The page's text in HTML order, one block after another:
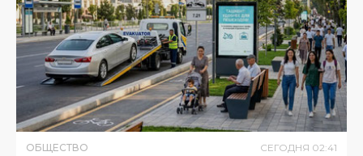
ОБЩЕСТВО СЕГОДНЯ 02:41